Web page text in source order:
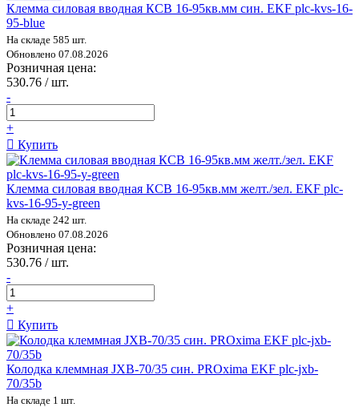
Клемма силовая вводная КСВ 16-95кв.мм син. EKF plc-kvs-16-
95-blue
На складе 585 шт.
Обновлено 07.08.2026
Розничная цена:
530.76 / шт.
-
+
Купить
Клемма силовая вводная КСВ 16-95кв.мм желт./зел. EKF plc-
kvs-16-95-y-green
На складе 242 шт.
Обновлено 07.08.2026
Розничная цена:
530.76 / шт.
-
+
Купить
Колодка клеммная JXB-70/35 син. PROxima EKF plc-jxb-
70/35b
На складе 1 шт.